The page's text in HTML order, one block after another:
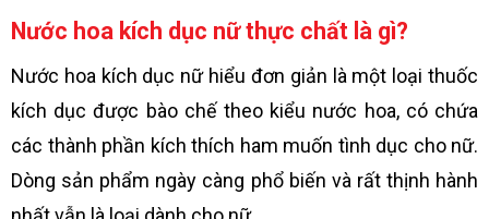
Nước hoa kích dục nữ thực chất là gì?
Nước hoa kích dục nữ hiểu đơn giản là một loại thuốc
kích dục được bào chế theo kiểu nước hoa, có chứa
các thành phần kích thích ham muốn tình dục cho nữ.
Dòng sản phẩm ngày càng phổ biến và rất thịnh hành